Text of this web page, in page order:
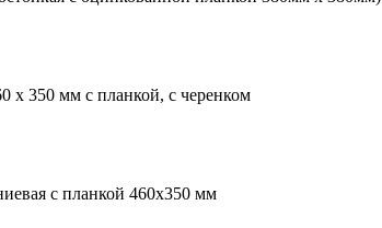
х 350 мм с планкой, с черенком
с планкой 460х350 мм